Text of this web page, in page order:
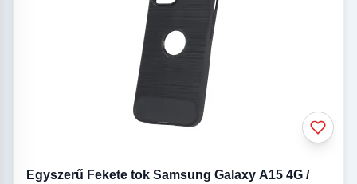
Egyszerű Fekete tok Samsung Galaxy A15 4G /